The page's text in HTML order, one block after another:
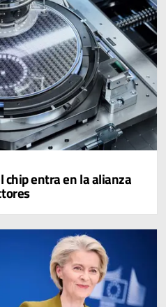
chip entra en la alianza